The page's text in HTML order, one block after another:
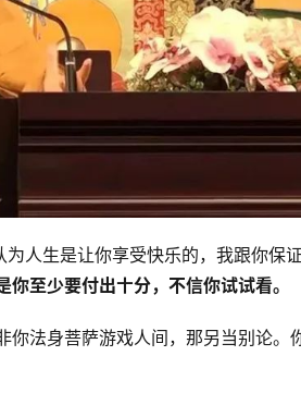
人生是让你享受快乐的，我跟你保
至少要付出〸分，不信你试试看。
你法身菩萨游戏人间，那另当别论。